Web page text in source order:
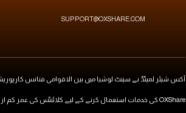
SUPPORT@OXSHARE.COM
آکس شیئر لمیٹڈ نے سینٹ لوشیا میں بین الاقوامی فنانس کارپوریشن آئی بی سی کے ذریعہ رجسٹریشن نمبر 00101 کے تحت رجسٹرڈ
OXShare کی خدمات استعمال کرنے کے لیے کلائنٹس کی عمر کم از کم 18 سال ہونی چاہیے۔